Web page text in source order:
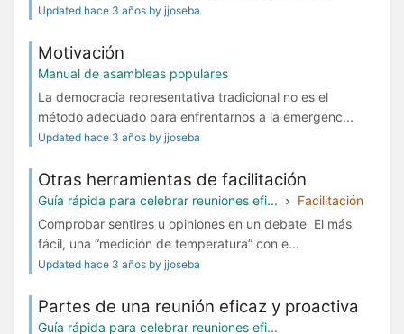
Updated hace 3 años by jjoseba
Motivación
Manual de asambleas populares
La democracia representativa tradicional no es el
método adecuado para enfrentarnos a la emergenc...
Updated hace 3 años by jjoseba
Otras herramientas de facilitación
Guía rápida para celebrar reuniones efi...
Facilitación
Comprobar sentires u opiniones en un debate El más
fácil, una “medición de temperatura” con e...
Updated hace 3 años by jjoseba
Partes de una reunión eficaz y proactiva
Guía rápida para celebrar reuniones efi...